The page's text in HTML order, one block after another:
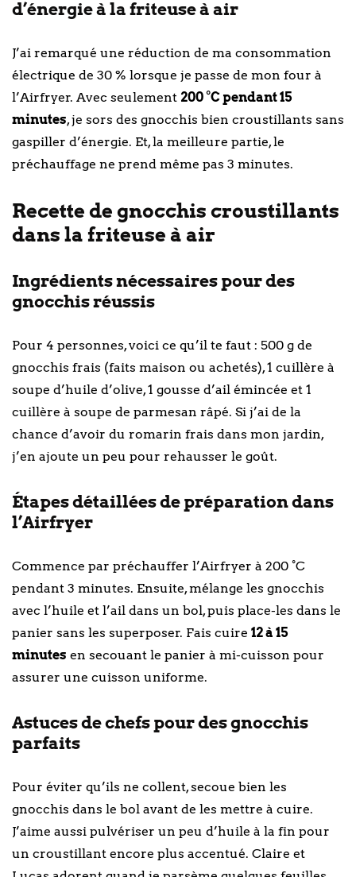
d’énergie à la friteuse à air
J’ai remarqué une réduction de ma consommation
électrique de 30 % lorsque je passe de mon four à
l’Airfryer. Avec seulement 200 °C pendant 15
minutes, je sors des gnocchis bien croustillants sans
gaspiller d’énergie. Et, la meilleure partie, le
préchauffage ne prend même pas 3 minutes.
Recette de gnocchis croustillants
dans la friteuse à air
Ingrédients nécessaires pour des
gnocchis réussis
Pour 4 personnes, voici ce qu’il te faut : 500 g de
gnocchis frais (faits maison ou achetés), 1 cuillère à
soupe d’huile d’olive, 1 gousse d’ail émincée et 1
cuillère à soupe de parmesan râpé. Si j’ai de la
chance d’avoir du romarin frais dans mon jardin,
j’en ajoute un peu pour rehausser le goût.
Étapes détaillées de préparation dans
l’Airfryer
Commence par préchauffer l’Airfryer à 200 °C
pendant 3 minutes. Ensuite, mélange les gnocchis
avec l’huile et l’ail dans un bol, puis place-les dans le
panier sans les superposer. Fais cuire 12 à 15
minutes en secouant le panier à mi-cuisson pour
assurer une cuisson uniforme.
Astuces de chefs pour des gnocchis
parfaits
Pour éviter qu’ils ne collent, secoue bien les
gnocchis dans le bol avant de les mettre à cuire.
J’aime aussi pulvériser un peu d’huile à la fin pour
un croustillant encore plus accentué. Claire et